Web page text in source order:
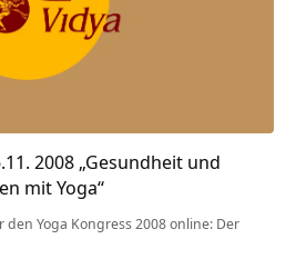
2008 „Gesundheit und
mit Yoga“
Yoga Kongress 2008 online: Der